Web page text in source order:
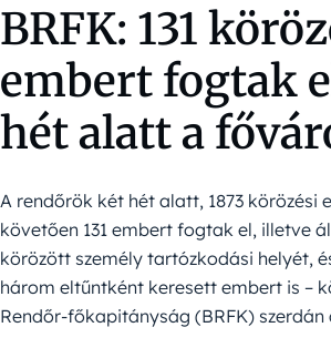
BRFK: 131
embert fogtak
hét alatt a
A rendőrök két hét alatt, 1873 körözési
követően 131 embert fogtak el, illetve
körözött személy tartózkodási helyét,
három eltűntként keresett embert is –
Rendőr-főkapitányság (BRFK) szerdán